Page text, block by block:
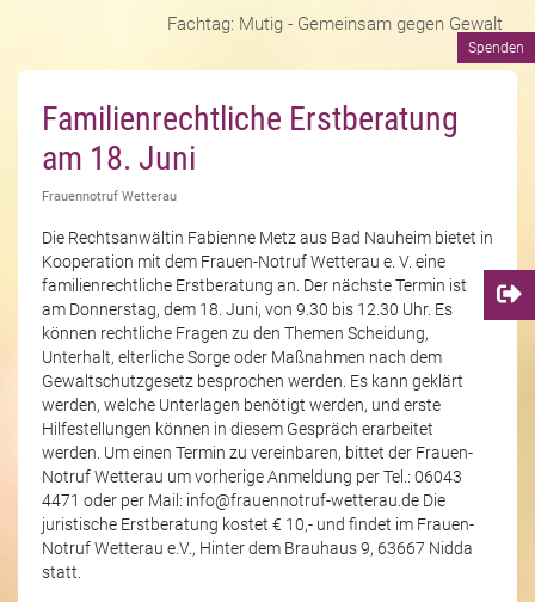
Fachtag: Mutig - Gemeinsam gegen Gewalt
Familienrechtliche Erstberatung
am 18. Juni
Frauennotruf Wetterau
Die Rechtsanwältin Fabienne Metz aus Bad Nauheim bietet in
Kooperation mit dem Frauen-Notruf Wetterau e. V. eine
familienrechtliche Erstberatung an. Der nächste Termin ist
am Donnerstag, dem 18. Juni, von 9.30 bis 12.30 Uhr. Es
können rechtliche Fragen zu den Themen Scheidung,
Unterhalt, elterliche Sorge oder Maßnahmen nach dem
Gewaltschutzgesetz besprochen werden. Es kann geklärt
werden, welche Unterlagen benötigt werden, und erste
Hilfestellungen können in diesem Gespräch erarbeitet
werden. Um einen Termin zu vereinbaren, bittet der Frauen-
Notruf Wetterau um vorherige Anmeldung per Tel.: 06043
4471 oder per Mail: info@frauennotruf-wetterau.de Die
juristische Erstberatung kostet € 10,- und findet im Frauen-
Notruf Wetterau e.V., Hinter dem Brauhaus 9, 63667 Nidda
statt.
Spenden